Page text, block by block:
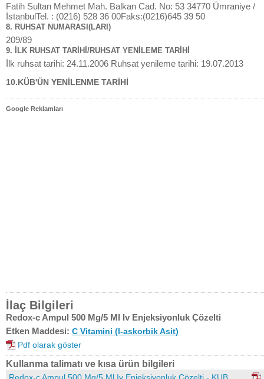
Fatih Sultan Mehmet Mah. Balkan Cad. No: 53 34770 Ümraniye /
İstanbulTel. : (0216) 528 36 00Faks:(0216)645 39 50
8. RUHSAT NUMARASI(LARI)
209/89
9. İLK RUHSAT TARİHİ/RUHSAT YENİLEME TARİHİ
İlk ruhsat tarihi: 24.11.2006 Ruhsat yenileme tarihi: 19.07.2013
10.KÜB'ÜN YENİLENME TARİHİ
Google Reklamları
İlaç Bilgileri
Redox-c Ampul 500 Mg/5 Ml Iv Enjeksiyonluk Çözelti
Etken Maddesi: C Vitamini (l-askorbik Asit)
Pdf olarak göster
Kullanma talimatı ve kısa ürün bilgileri